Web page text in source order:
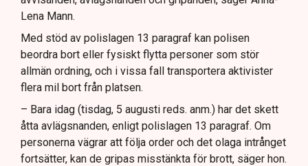
Lena Mann.
Med stöd av polislagen 13 paragraf kan polisen
beordra bort eller fysiskt flytta personer som stör
allmän ordning, och i vissa fall transportera aktivister
flera mil bort från platsen.
– Bara idag (tisdag, 5 augusti reds. anm.) har det skett
åtta avlägsnanden, enligt polislagen 13 paragraf. Om
personerna vägrar att följa order och det olaga intrånget
fortsätter, kan de gripas misstänkta för brott, säger hon.